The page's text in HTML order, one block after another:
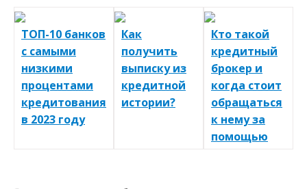
ТОП-10 банков
с самыми
низкими
процентами
кредитования
в 2023 году
Как
получить
выписку из
кредитной
истории?
Кто такой
кредитный
брокер и
когда стоит
обращаться
к нему за
помощью